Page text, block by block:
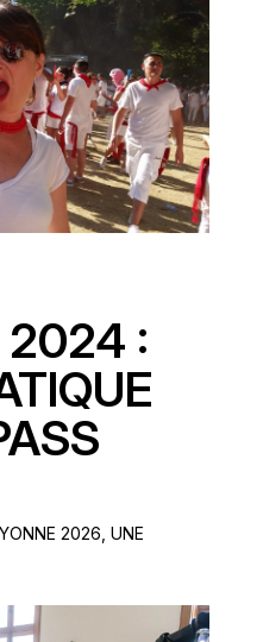
2024 :
2026, UNE